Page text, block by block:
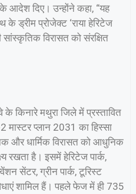
दिए। उन्होंने कहा, “यह
के ड्रीम प्रोजेक्ट ‘राया हेरिटेज
विरासत को संरक्षित
के किनारे मथुरा जिले में प्रस्तावित
मास्टर प्लान 2031 का हिस्सा
और धार्मिक विरासत को आधुनिक
रखता है। इसमें हेरिटेज पार्क,
सेंटर, ग्रीन पार्क, टूरिस्ट
शामिल हैं। पहले फेज में ही 735